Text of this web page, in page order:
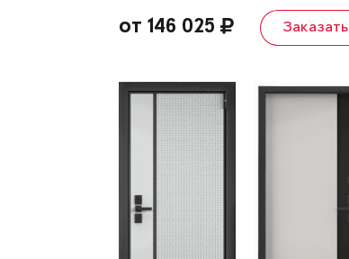
от 146 025 Заказать